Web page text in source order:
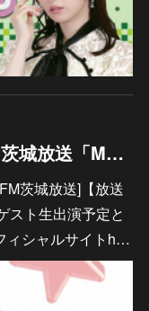
8/13【ラジオ出演】LuckyFM茨城放送「MUSIC STATE」
茨城放送]【放送
スト生出演予定と
ィシャルサイトh…